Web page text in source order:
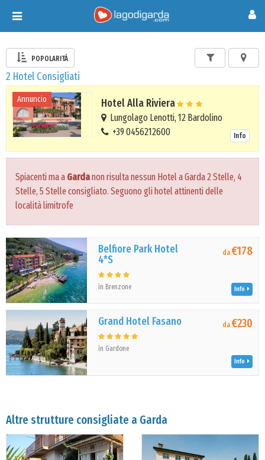
Toggle
navigation
POPOLARITÀ
2 Hotel Consigliati
Annuncio Hotel Alla Riviera
Lungolago Lenotti, 12 Bardolino
+39 0456212600
Info
Spiacenti ma a Gardanon risulta nessun Hotel a Garda 2 Stelle, 4
Stelle, 5 Stelle consigliato. Seguono gli hotel attinenti delle
località limitrofe
Belfiore Park Hotel
4*S
in Brenzone
da€178
Info
Grand Hotel Fasano
in Gardone
da€230
Info
Altre strutture consigliate a Garda